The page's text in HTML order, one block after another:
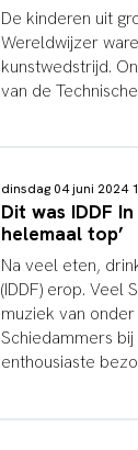
De kinderen uit
Wereldwijzer
kunstwedstrijd.
van de
dinsdag 04 juni 2024
Dit was IDDF
helemaal top’
Na veel eten,
(IDDF) erop. Veel
muziek van
Schiedammers
enthousiaste